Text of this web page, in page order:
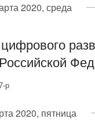
2020, среда
р
2020, пятница